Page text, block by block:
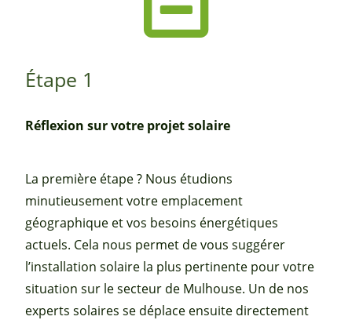
Étape 1
Réflexion sur votre projet solaire
La première étape ? Nous étudions
minutieusement votre emplacement
géographique et vos besoins énergétiques
actuels. Cela nous permet de vous suggérer
l’installation solaire la plus pertinente pour votre
situation sur le secteur de Mulhouse. Un de nos
experts solaires se déplace ensuite directement